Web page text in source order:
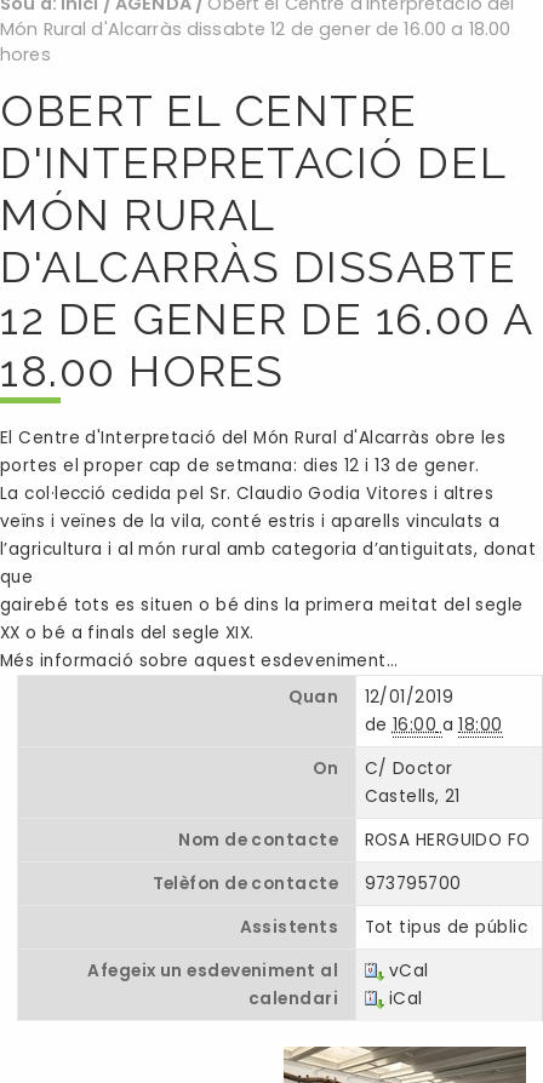
Món Rural d'Alcarràs dissabte 12 de gener de 16.00 a 18.00
hores
OBERT EL CENTRE
D'INTERPRETACIÓ DEL
MÓN RURAL
D'ALCARRÀS DISSABTE
12 DE GENER DE 16.00 A
18.00 HORES
El Centre d'Interpretació del Món Rural d'Alcarràs obre les
portes el proper cap de setmana: dies 12 i 13 de gener.
La col·lecció cedida pel Sr. Claudio Godia Vitores i altres
veïns i veïnes de la vila, conté estris i aparells vinculats a
l’agricultura i al món rural amb categoria d’antiguitats, donat
que
gairebé tots es situen o bé dins la primera meitat del segle
XX o bé a finals del segle XIX.
Més informació sobre aquest esdeveniment…
Quan
12/01/2019
de 16:00 a18:00
On
C/ Doctor
Castells, 21
Nom de contacte
ROSA HERGUIDO FO
Telèfon de contacte
973795700
Assistents
Tot tipus de públic
Afegeix un esdeveniment al
calendari
vCal
iCal